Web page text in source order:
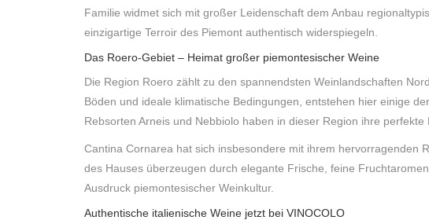
Familie widmet sich mit großer Leidenschaft dem Anbau
einzigartige Terroir des Piemont authentisch widerspiegeln.
Das Roero-Gebiet – Heimat großer piemontesischer Weine
Die Region Roero zählt zu den spannendsten Weinlandschaften
Böden und ideale klimatische Bedingungen, entstehen hier einige
Rebsorten Arneis und Nebbiolo haben in dieser Region ihre perfekte
Cantina Cornarea hat sich insbesondere mit ihrem hervorragenden
des Hauses überzeugen durch elegante Frische, feine
Ausdruck piemontesischer Weinkultur.
Authentische italienische Weine jetzt bei VINOCOLO